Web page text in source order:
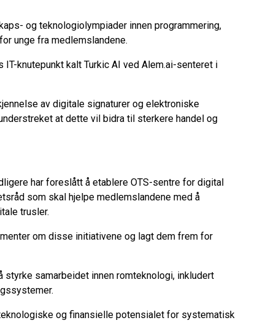
og teknologiolympiader innen programmering,
unge fra medlemslandene.
knutepunkt kalt Turkic AI ved Alem.ai-senteret i
av digitale signaturer og elektroniske
at dette vil bidra til sterkere handel og
har foreslått å etablere OTS-sentre for digital
som skal hjelpe medlemslandene med å
trusler.
om disse initiativene og lagt dem frem for
samarbeidet innen romteknologi, inkludert
og finansielle potensialet for systematisk